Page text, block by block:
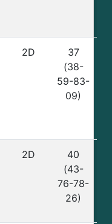
2D
37
(38-
59-83-
09)
2D
40
(43-
76-78-
26)